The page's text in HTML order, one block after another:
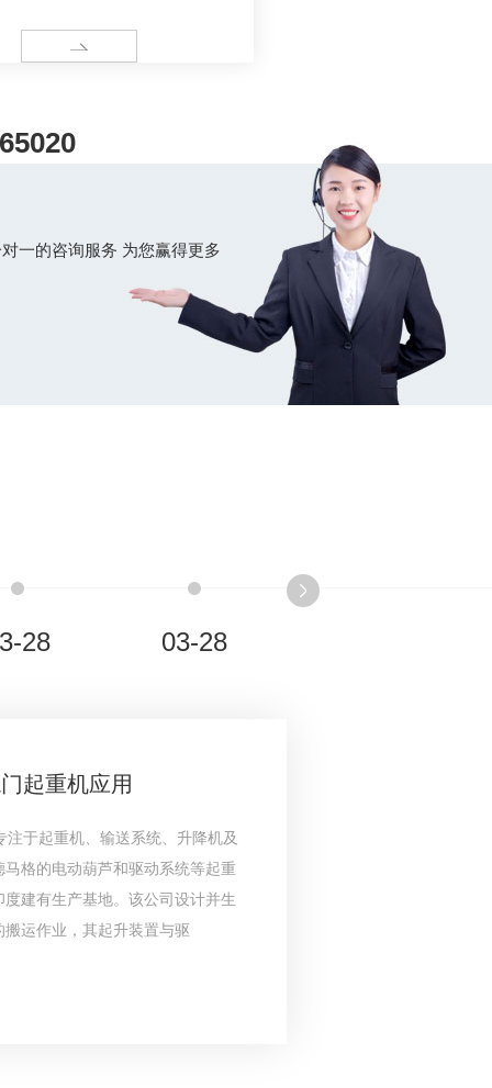
能、太阳能、生物质能等一次能
户作为能源的工业部门。
MORE
一的咨询服务 为您赢得更多
28 03-28
起重机应用
于起重机、输送系统、升降机及
格的电动葫芦和驱动系统等起重
建有生产基地。该公司设计并生
运作业，其起升装置与驱